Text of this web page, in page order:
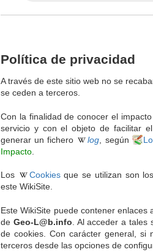
Política de privacidad
A través de este sitio web no se
se ceden a terceros.
Con la finalidad de conocer el
servicio y con el objeto de facilitar
generar un fichero
log , según
Impacto
Los Cookiesque se utilizan son
este WikiSite.
Este WikiSite puede contener
de Geo-L@b.info . Al acceder a
de cookies. Con carácter general, si
terceros desde las opciones de